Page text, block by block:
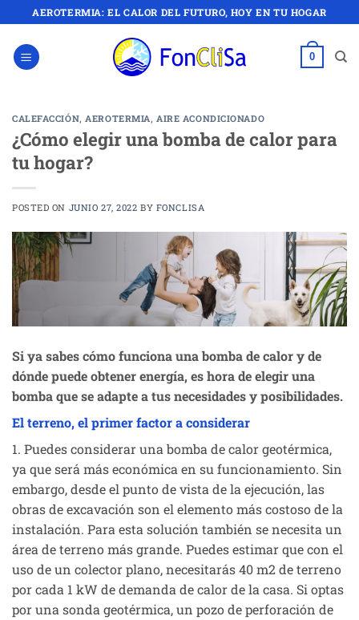
Saltar
al
contenido
AEROTERMIA: EL CALOR DEL FUTURO, HOY EN TU HOGAR
0
CALEFACCIÓN,AEROTERMIA,AIRE ACONDICIONADO
¿Cómo elegir una bomba de calor para
tu hogar?
POSTED ON JUNIO 27, 2022 BY FONCLISA
Si ya sabes cómo funciona una bomba de calor y de
dónde puede obtener energía, es hora de elegir una
bomba que se adapte a tus necesidades y posibilidades.
El terreno, el primer factor a considerar
1. Puedes considerar una bomba de calor geotérmica,
ya que será más económica en su funcionamiento. Sin
embargo, desde el punto de vista de la ejecución, las
obras de excavación son el elemento más costoso de la
instalación. Para esta solución también se necesita un
área de terreno más grande. Puedes estimar que con el
uso de un colector plano, necesitarás 40 m2 de terreno
por cada 1 kW de demanda de calor de la casa. Si optas
por una sonda geotérmica, un pozo de perforación de